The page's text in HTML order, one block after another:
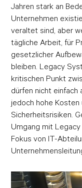
Jahren stark an
Unternehmen
veraltet sind, aber
tägliche Arbeit, für
gesetzlicher
bleiben. Legacy
kritischen Punkt
dürfen nicht einfach
jedoch hohe Kosten
Sicherheitsrisiken.
Umgang mit
Fokus von IT-